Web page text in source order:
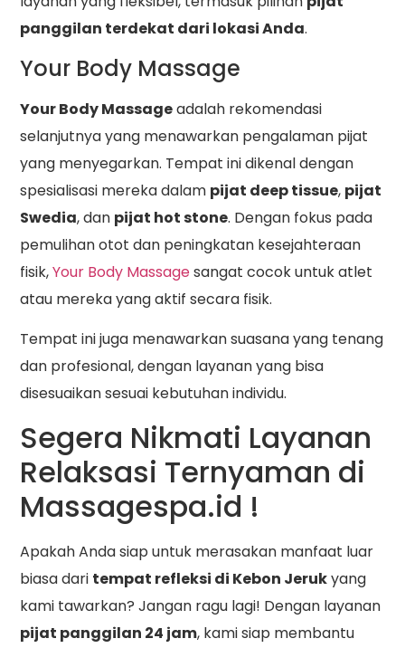
panggilan terdekat dari lokasi Anda.
Your Body Massage
Your Body Massageadalah rekomendasi
selanjutnya yang menawarkan pengalaman pijat
yang menyegarkan. Tempat ini dikenal dengan
spesialisasi mereka dalam pijat deep tissue, pijat
Swedia, dan pijat hot stone. Dengan fokus pada
pemulihan otot dan peningkatan kesejahteraan
fisik,Your Body Massagesangat cocok untuk atlet
atau mereka yang aktif secara fisik.
Tempat ini juga menawarkan suasana yang tenang
dan profesional, dengan layanan yang bisa
disesuaikan sesuai kebutuhan individu.
Segera Nikmati Layanan
Relaksasi Ternyaman di
Massagespa.id !
Apakah Anda siap untuk merasakan manfaat luar
biasa dari tempat refleksi di Kebon Jerukyang
kami tawarkan? Jangan ragu lagi! Dengan layanan
pijat panggilan 24 jam, kami siap membantu